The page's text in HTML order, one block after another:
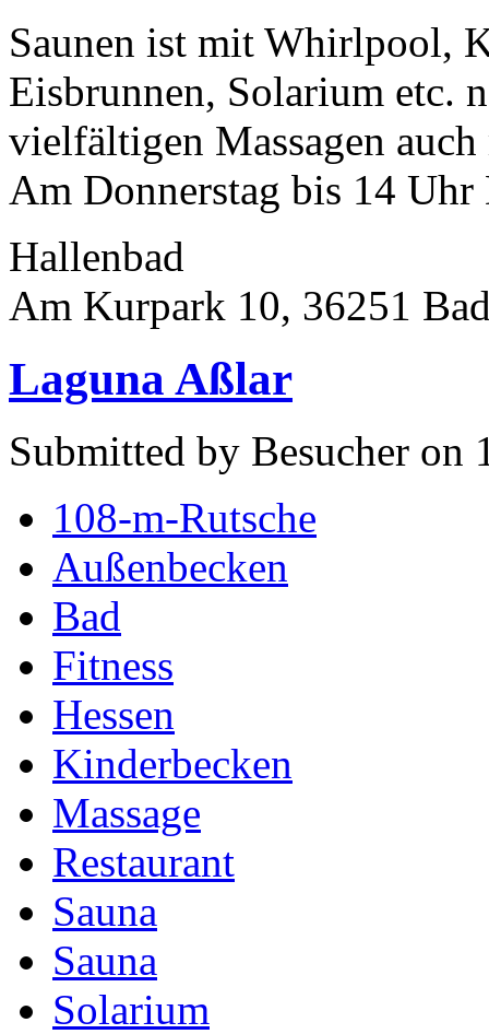
Saunen ist mit Whirlpool,
Eisbrunnen, Solarium etc.
vielfältigen Massagen
Am Donnerstag bis 14 Uhr
Hallenbad
Am Kurpark 10, 36251
Laguna Aßlar
Submitted by Besucher on
108-m-Rutsche
Außenbecken
Bad
Fitness
Hessen
Kinderbecken
Massage
Restaurant
Sauna
Sauna
Solarium